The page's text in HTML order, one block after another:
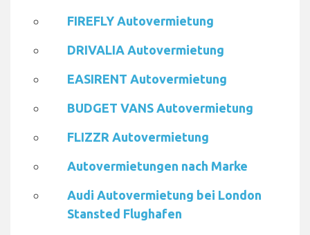
FIREFLY Autovermietung
DRIVALIA Autovermietung
EASIRENT Autovermietung
BUDGET VANS Autovermietung
FLIZZR Autovermietung
Autovermietungen nach Marke
Audi Autovermietung bei London
Stansted Flughafen